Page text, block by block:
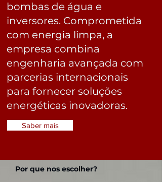
bombas de água e
inversores. Comprometida
com energia limpa, a
empresa combina
engenharia avançada com
parcerias internacionais
para fornecer soluções
energéticas inovadoras.
Saber mais
Por que nos escolher?